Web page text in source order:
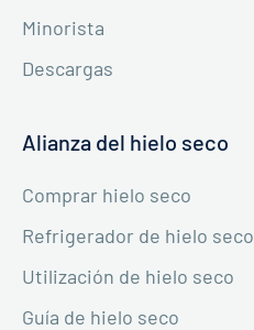
Minorista
Descargas
Alianza del hielo seco
Comprar hielo seco
Refrigerador de hielo seco
Utilización de hielo seco
Guía de hielo seco